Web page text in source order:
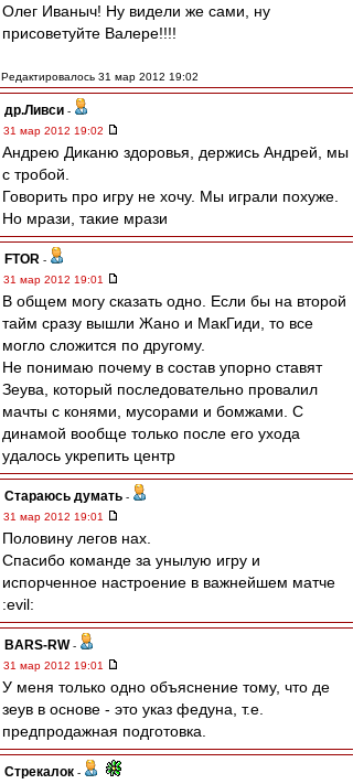
Олег Иваныч! Ну видели же сами, ну
присоветуйте Валере!!!!
Редактировалось 31 мар 2012 19:02
др.Ливси -
31 мар 2012 19:02
Андрею Диканю здоровья, держись Андрей, мы
с тробой.
Говорить про игру не хочу. Мы играли похуже.
Но мрази, такие мрази
FTOR -
31 мар 2012 19:01
В общем могу сказать одно. Если бы на второй
тайм сразу вышли Жано и МакГиди, то все
могло сложится по другому.
Не понимаю почему в состав упорно ставят
Зеува, который последовательно провалил
мачты с конями, мусорами и бомжами. С
динамой вообще только после его ухода
удалось укрепить центр
Стараюсь думать -
31 мар 2012 19:01
Половину легов нах.
Спасибо команде за унылую игру и
испорченное настроение в важнейшем матче
:evil:
BARS-RW -
31 мар 2012 19:01
У меня только одно объяснение тому, что де
зеув в основе - это указ федуна, т.е.
предпродажная подготовка.
Стрекалок -